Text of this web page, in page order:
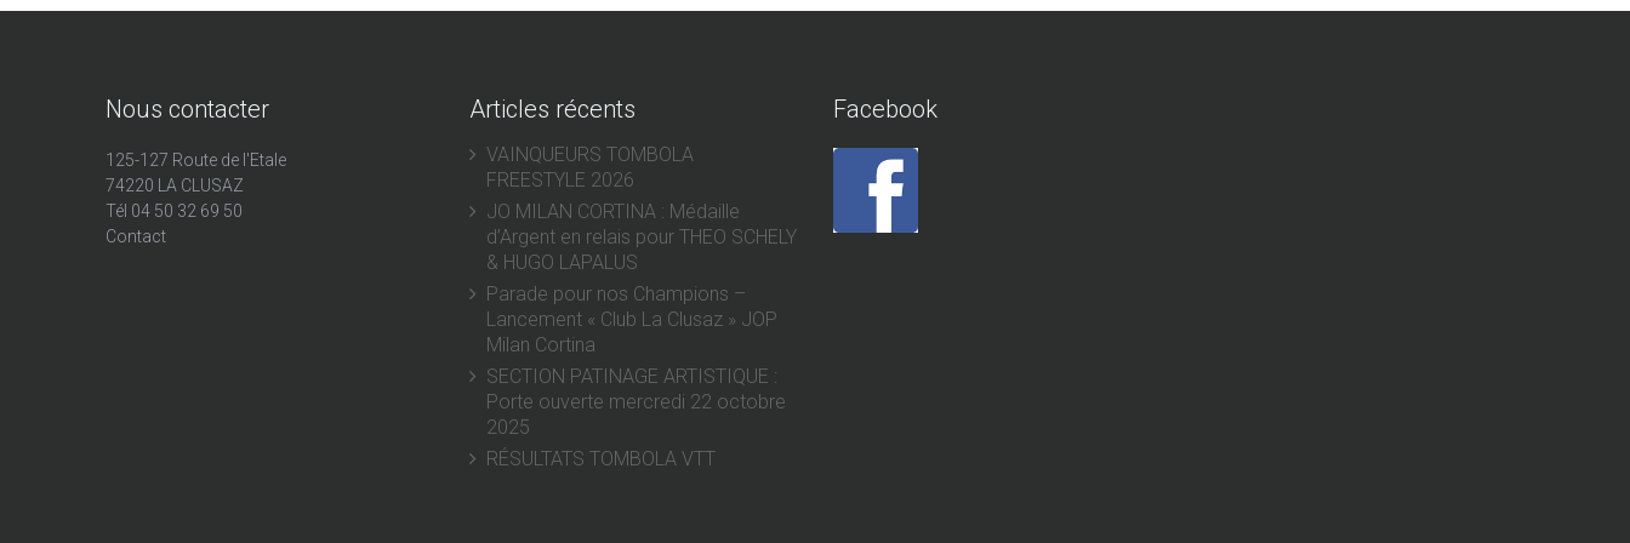
Nous contacter
125-127 Route de l'Etale
74220 LA CLUSAZ
Tél 04 50 32 69 50
Contact
Articles récents
VAINQUEURS TOMBOLA
FREESTYLE 2026
JO MILAN CORTINA : Médaille
d’Argent en relais pour THEO SCHELY
& HUGO LAPALUS
Parade pour nos Champions –
Lancement « Club La Clusaz » JOP
Milan Cortina
SECTION PATINAGE ARTISTIQUE :
Porte ouverte mercredi 22 octobre
2025
RÉSULTATS TOMBOLA VTT
Facebook